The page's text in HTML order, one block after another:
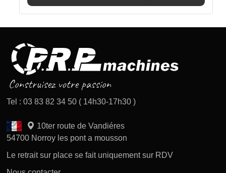
Tel : 03 83 82 34 50 ( 14h30-17h30 )
10ter route de Vandiéres
54700 Norroy les pont a mousson
Le retrait sur place se fait uniquement sur RDV